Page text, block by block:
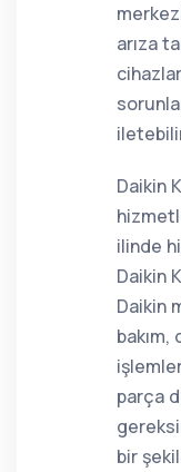
arıza
Daikin
ilinde
Daikin
Daikin
bakım,
parça
bir